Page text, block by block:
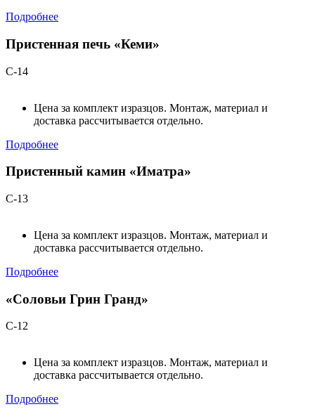
Подробнее
Пристенная печь «Кеми»
С-14
Цена за комплект изразцов. Монтаж, материал и
доставка рассчитывается отдельно.
Подробнее
Пристенный камин «Иматра»
С-13
Цена за комплект изразцов. Монтаж, материал и
доставка рассчитывается отдельно.
Подробнее
«Соловьи Грин Гранд»
С-12
Цена за комплект изразцов. Монтаж, материал и
доставка рассчитывается отдельно.
Подробнее